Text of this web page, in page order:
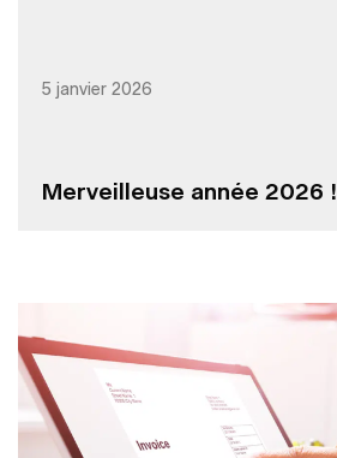
Merveilleuse année 2026 !
5 janvier 2026